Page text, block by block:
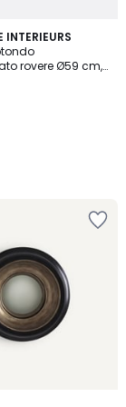
INTERIEURS
rovere Ø59 cm,